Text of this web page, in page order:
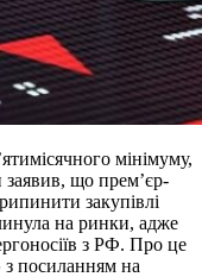
мінімуму,
що прем’єр-
закупівлі
на ринки, адже
з РФ. Про це
з посиланням на